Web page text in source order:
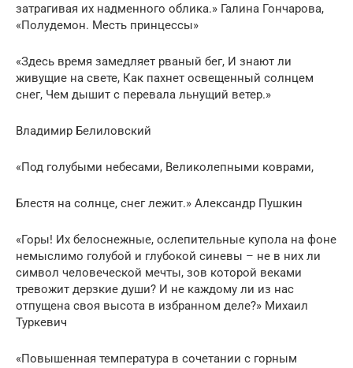
затрагивая их надменного облика.» Галина Гончарова,
«Полудемон. Месть принцессы»
«Здесь время замедляет рваный бег, И знают ли
живущие на свете, Как пахнет освещенный солнцем
снег, Чем дышит с перевала льнущий ветер.»
Владимир Белиловский
«Под голубыми небесами, Великолепными коврами,
Блестя на солнце, снег лежит.» Александр Пушкин
«Горы! Их белоснежные, ослепительные купола на фоне
немыслимо голубой и глубокой синевы – не в них ли
символ человеческой мечты, зов которой веками
тревожит дерзкие души? И не каждому ли из нас
отпущена своя высота в избранном деле?» Михаил
Туркевич
«Повышенная температура в сочетании с горным